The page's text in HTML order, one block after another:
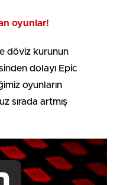
oyunlar!
döviz kurunun
dolayı Epic
oyunların
sırada artmış